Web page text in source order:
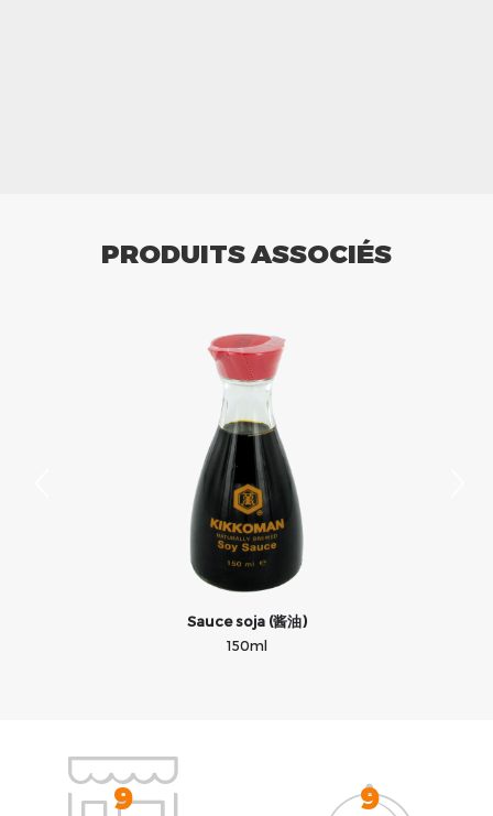
PRODUITS ASSOCIÉS
Sauce soja (酱油)
150ml
9 9